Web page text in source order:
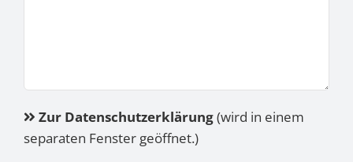
Zur Datenschutzerklärung(wird in einem
separaten Fenster geöffnet.)